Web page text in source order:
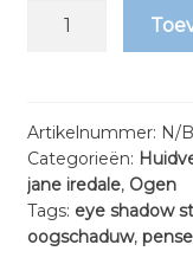
jane
Eye
Shadow
Stick
aantal
Artikelnummer: N/B
Categorieën:
jane iredale, Ogen
Tags: eye shadow
oogschaduw,